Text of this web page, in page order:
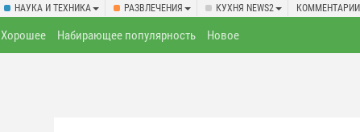
НАУКА И ТЕХНИКА РАЗВЛЕЧЕНИЯ КУХНЯ NEWS2 КОММЕНТАРИИ
Хорошее Набирающее популярность Новое